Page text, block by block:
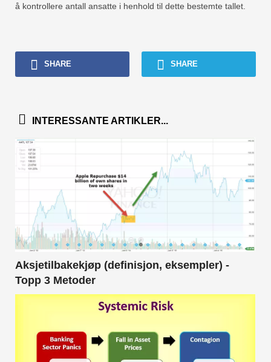
å kontrollere antall ansatte i henhold til dette bestemte tallet.
SHARE SHARE
INTERESSANTE ARTIKLER...
Aksjetilbakekjøp (definisjon, eksempler) -
Topp 3 Metoder